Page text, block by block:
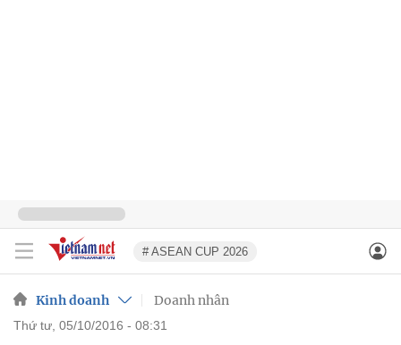
# ASEAN CUP 2026
Kinh doanh Doanh nhân
thứ tư, 05/10/2016 - 08:31